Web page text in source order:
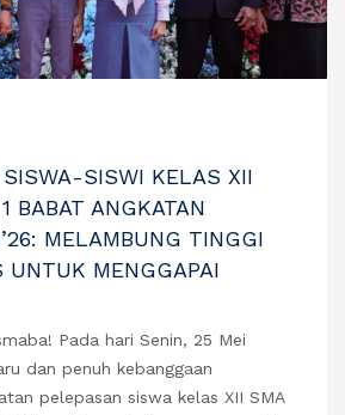
SISWA-SISWI KELAS XII
BABAT ANGKATAN
MELAMBUNG TINGGI
UNTUK MENGGAPAI
Pada hari Senin, 25 Mei
dan penuh kebanggaan
pelepasan siswa kelas XII SMA